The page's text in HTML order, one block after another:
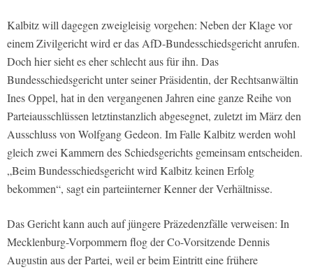
Kalbitz will dagegen zweigleisig vorgehen: Neben der Klage vor
einem Zivilgericht wird er das AfD-Bundesschiedsgericht anrufen.
Doch hier sieht es eher schlecht aus für ihn. Das
Bundesschiedsgericht unter seiner Präsidentin, der Rechtsanwältin
Ines Oppel, hat in den vergangenen Jahren eine ganze Reihe von
Parteiausschlüssen letztinstanzlich abgesegnet, zuletzt im März den
Ausschluss von Wolfgang Gedeon. Im Falle Kalbitz werden wohl
gleich zwei Kammern des Schiedsgerichts gemeinsam entscheiden.
„Beim Bundesschiedsgericht wird Kalbitz keinen Erfolg
bekommen“, sagt ein parteiinterner Kenner der Verhältnisse.
Das Gericht kann auch auf jüngere Präzedenzfälle verweisen: In
Mecklenburg-Vorpommern flog der Co-Vorsitzende Dennis
Augustin aus der Partei, weil er beim Eintritt eine frühere